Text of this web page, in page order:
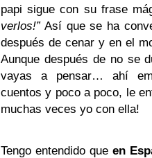
papi sigue con su frase
verlos!”Así que se ha
después de cenar y en el
Aunque después de no se
vayas a pensar… ahí
cuentos y poco a poco, le
muchas veces yo con ella!
Tengo entendido queen